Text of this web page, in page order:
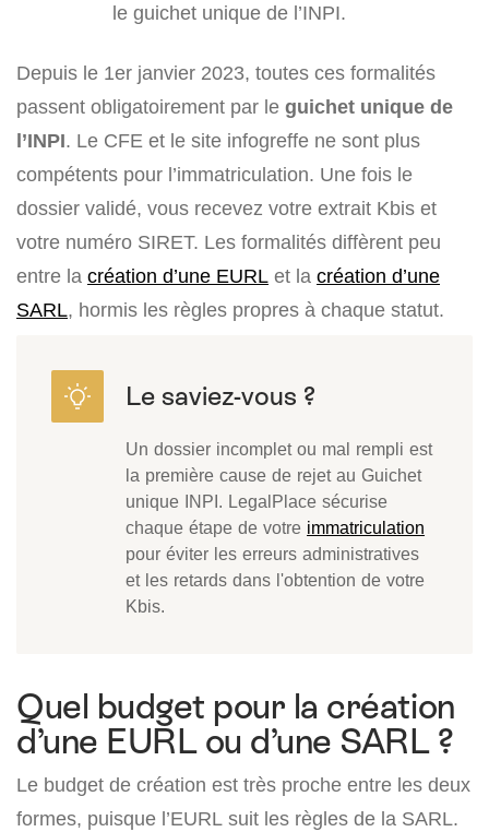
le guichet unique de l’INPI.
Depuis le 1er janvier 2023, toutes ces formalités
passent obligatoirement par le guichet unique de
l’INPI. Le CFE et le site infogreffe ne sont plus
compétents pour l’immatriculation. Une fois le
dossier validé, vous recevez votre extrait Kbis et
votre numéro SIRET. Les formalités diffèrent peu
entre la création d’une EURL et la création d’une
SARL, hormis les règles propres à chaque statut.
Un dossier incomplet ou mal rempli est
la première cause de rejet au Guichet
unique INPI. LegalPlace sécurise
chaque étape de votre immatriculation
pour éviter les erreurs administratives
et les retards dans l'obtention de votre
Kbis.
Quel budget pour la création
d’une EURL ou d’une SARL ?
Le budget de création est très proche entre les deux
formes, puisque l’EURL suit les règles de la SARL.